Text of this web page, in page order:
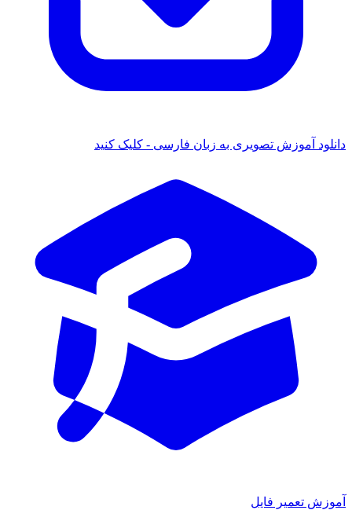
دانلود آموزش تصویری به زبان فارسی - کلیک کنید
آموزش تعمیر فایل